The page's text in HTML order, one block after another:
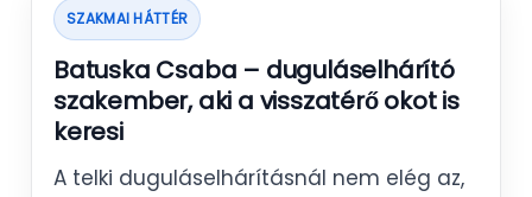
SZAKMAI HÁTTÉR
Batuska Csaba – duguláselhárító
szakember, aki a visszatérő okot is
keresi
A telki duguláselhárításnál nem elég az,